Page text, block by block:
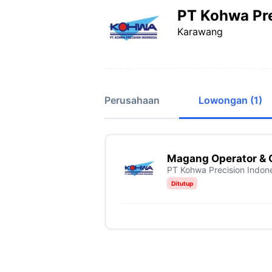
PT Kohwa
Karawang
Perusahaan Lowongan (1)
Magang Operator &
PT Kohwa Precision
Ditutup